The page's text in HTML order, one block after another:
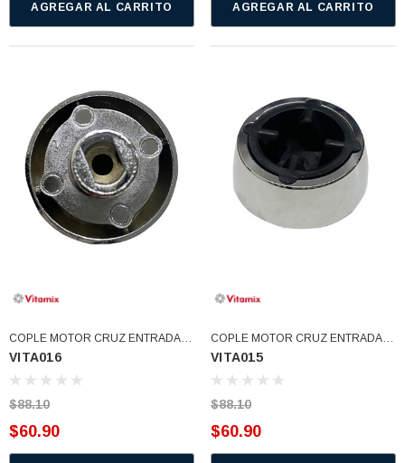
AGREGAR AL CARRITO AGREGAR AL CARRITO
COPLE MOTOR CRUZ ENTRADA
OVALADA (VITA016)
VITA016
$88.10
$60.90
COPLE MOTOR CRUZ ENTRADA
CUADRADA (VITA015)
VITA015
$88.10
$60.90